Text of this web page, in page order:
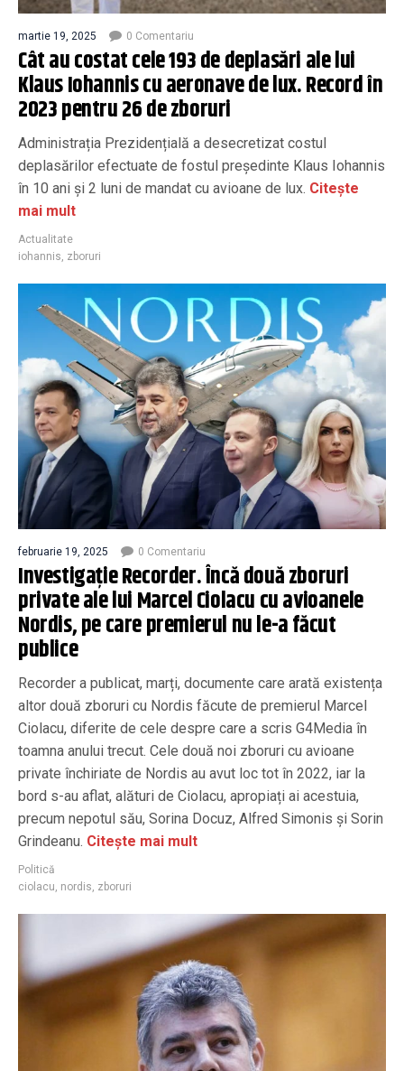
martie 19, 2025 0 Comentariu
Cât au costat cele 193 de deplasări ale lui
Klaus Iohannis cu aeronave de lux. Record în
2023 pentru 26 de zboruri
Administrația Prezidențială a desecretizat costul
deplasărilor efectuate de fostul președinte Klaus Iohannis
în 10 ani și 2 luni de mandat cu avioane de lux. Citește
mai mult
Actualitate
iohannis, zboruri
februarie 19, 2025 0 Comentariu
Investigație Recorder. Încă două zboruri
private ale lui Marcel Ciolacu cu avioanele
Nordis, pe care premierul nu le-a făcut
publice
Recorder a publicat, marți, documente care arată existența
altor două zboruri cu Nordis făcute de premierul Marcel
Ciolacu, diferite de cele despre care a scris G4Media în
toamna anului trecut. Cele două noi zboruri cu avioane
private închiriate de Nordis au avut loc tot în 2022, iar la
bord s-au aflat, alături de Ciolacu, apropiați ai acestuia,
precum nepotul său, Sorina Docuz, Alfred Simonis și Sorin
Grindeanu. Citește mai mult
Politică
ciolacu, nordis, zboruri